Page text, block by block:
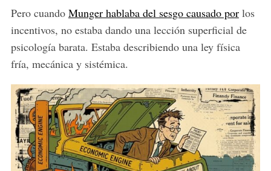
Pero cuando Munger hablaba del sesgo causado porlos
incentivos, no estaba dando una lección superficial de
psicología barata. Estaba describiendo una ley física
fría, mecánica y sistémica.